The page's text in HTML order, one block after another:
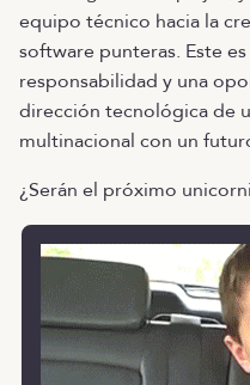
equipo técnico hacia la
software punteras. Este
responsabilidad y una
dirección tecnológica de
multinacional con un
¿Serán el próximo